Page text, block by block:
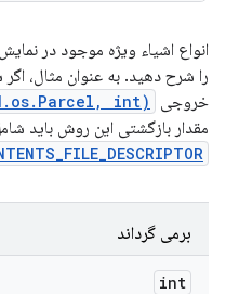
را شرح دهید. به عنوان مثال،
خروجی
int)
مقدار بازگشتی این روش باید
برمی گرداند
int